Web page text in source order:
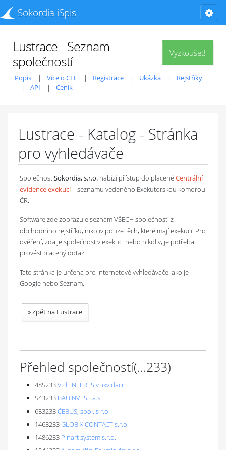
Sokordia iSpis
Vyzkoušet!
Lustrace - Seznam
společností
Popis Více o CEE Registrace Ukázka
Rejstříky
API
Ceník
Lustrace - Katalog - Stránka
pro vyhledávače
SpolečnostSokordia, s.r.o. nabízí přístup do placenéCentrální
evidence exekucí– seznamu vedeného Exekutorskou komorou
ČR.
Software zde zobrazuje seznam VŠECH společností z
obchodního rejstříku, nikoliv pouze těch, které mají exekuci. Pro
ověření, zda je společnost v exekuci nebo nikoliv, je potřeba
provést placený dotaz.
Tato stránka je určena pro internetové vyhledávače jako je
Google nebo Seznam.
»Zpět na Lustrace
Přehled společností(...233)
485233V.d. INTERES v likvidaci
543233 BAUINVEST a.s.
653233ČEBUS, spol. s r.o.
1463233GLOBIX CONTACT s.r.o.
1486233 Pinart system s.r.o.